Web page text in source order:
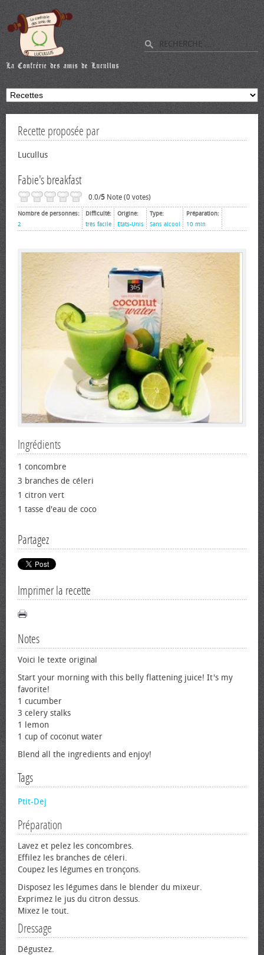
Recette proposée par
Lucullus
Fabie's breakfast
0.0/5 Note (0 votes)
Nombre de personnes:
2
Difficulté:
très facile
Origine:
Etats-Unis
Type:
Sans alcool
Préparation:
10 min
Ingrédients
1 concombre
3 branches de céleri
1 citron vert
1 tasse d'eau de coco
Partagez
Imprimer la recette
Notes
Voici le texte original
Start your morning with this belly flattening juice! It's my
favorite!
1 cucumber
3 celery stalks
1 lemon
1 cup of coconut water
Blend all the ingredients and enjoy!
Tags
Ptit-Dej
Préparation
Lavez et pelez les concombres.
Effilez les branches de céleri.
Coupez les légumes en tronçons.
Disposez les légumes dans le blender du mixeur.
Exprimez le jus du citron dessus.
Mixez le tout.
Dressage
Dégustez.